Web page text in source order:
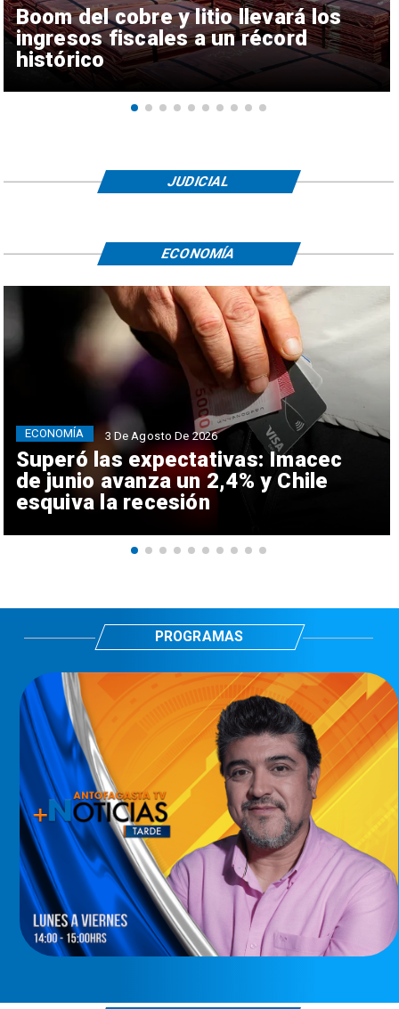
Boom del cobre y litio llevará los
ingresos fiscales a un récord
histórico
JUDICIAL
Superó las expectativas: Imacec
de junio avanza un 2,4% y Chile
esquiva la recesión
ECONOMÍA 3 De Agosto De 2026
ECONOMÍA
PROGRAMAS